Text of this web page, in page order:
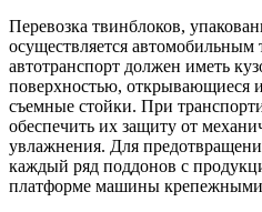
Перевозка твинблоков,
осуществляется
автотранспорт должен иметь
поверхностью, открывающиеся
съемные стойки. При
обеспечить их защиту от
увлажнения. Для
каждый ряд поддонов с
платформе машины